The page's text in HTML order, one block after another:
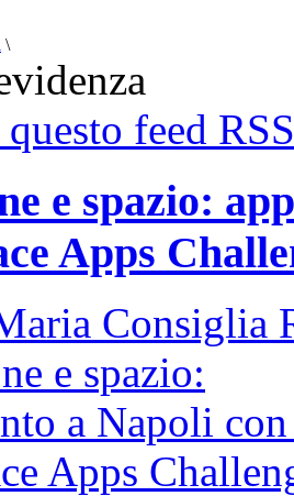
\
feed RSS
e spazio:
Apps
Consiglia